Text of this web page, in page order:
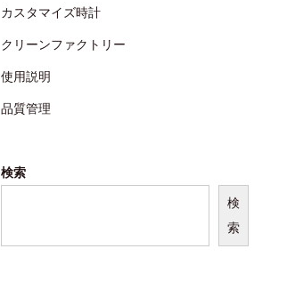
カスタマイズ時計
クリーンファクトリー
使用説明
品質管理
検索
検
索